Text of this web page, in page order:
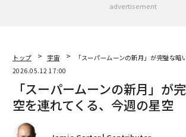
advertisement
トップ 宇宙
「スーパームーンの新月」が完璧な
2026.05.12 17:00
「スーパームーンの新月」が
空を連れてくる、今週の星空